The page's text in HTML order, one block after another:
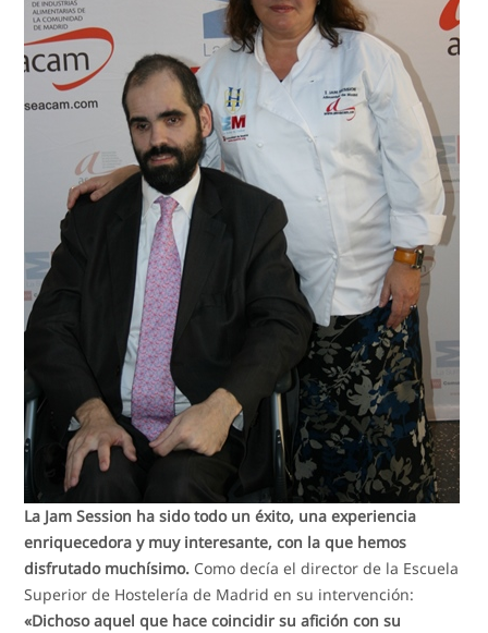
La Jam Session ha sido todo un éxito, una experiencia
enriquecedora y muy interesante, con la que hemos
disfrutado muchísimo. Como decía el director de la Escuela
Superior de Hostelería de Madrid en su intervención:
«Dichoso aquel que hace coincidir su afición con su